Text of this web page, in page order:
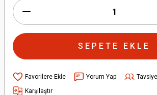
SEPETE EKLE
Yorum Yap
Karşılaştır